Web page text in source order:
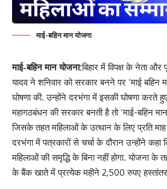
माई-बहिन मान योजना
माई-बहिन मान योजना:बिहार में विपक्ष के नेता और
यादव ने शनिवार को सरकार बनने पर ‘माई
घोषणा की. उन्होंने दरभंगा में इसकी घोषणा करते
महागठबंधन की सरकार बनती है तो ‘माई-बहिन
जिसके तहत महिलाओं के उत्थान के लिए प्रति
दरभंगा में पत्रकारों से चर्चा के दौरान उन्होंने कहा
महिलाओं की समृद्धि के बिना नहीं होगा. योजना के
के बैंक खाते में प्रत्येक महीने 2,500 रुपए